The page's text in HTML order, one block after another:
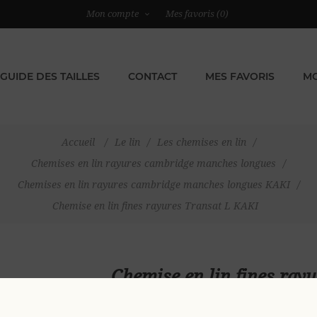
Mon compte Mes favoris (0)
GUIDE DES TAILLES CONTACT MES FAVORIS
Accueil / Le lin / Les chemises en lin
/
Chemises en lin rayures cambridge manches longues
/
Chemises en lin rayures cambridge manches longues KAKI
/
Chemise en lin fines rayures Transat L KAKI
Chemise en lin fines